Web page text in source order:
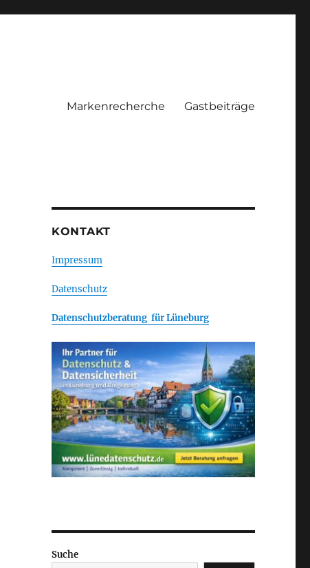
Markenrecherche Gastbeiträge
KONTAKT
Impressum
Datenschutz
Datenschutzberatung für Lüneburg
Suche